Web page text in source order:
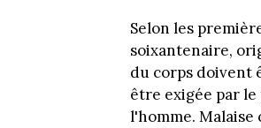
Selon les
soixantenaire,
du corps doivent
être exigée par
l'homme.